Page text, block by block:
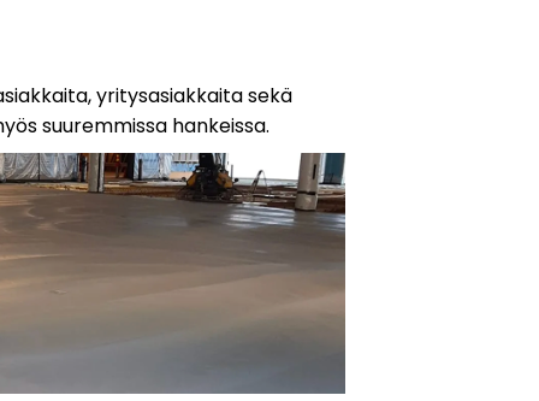
yritysasiakkaita sekä
suuremmissa hankeissa.